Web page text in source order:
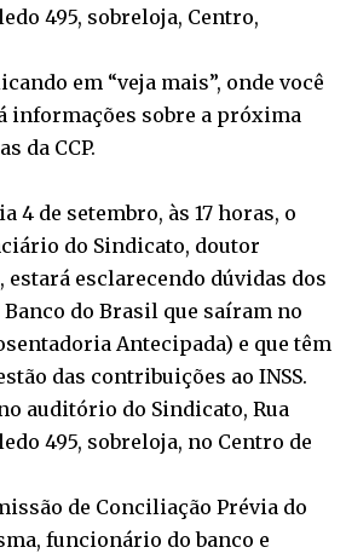
495, sobreloja, Centro,
em “veja mais”, onde você
informações sobre a próxima
da CCP.
4 de setembro, às 17 horas, o
do Sindicato, doutor
estará esclarecendo dúvidas dos
do Brasil que saíram no
Antecipada) e que têm
das contribuições ao INSS.
auditório do Sindicato, Rua
495, sobreloja, no Centro de
de Conciliação Prévia do
funcionário do banco e